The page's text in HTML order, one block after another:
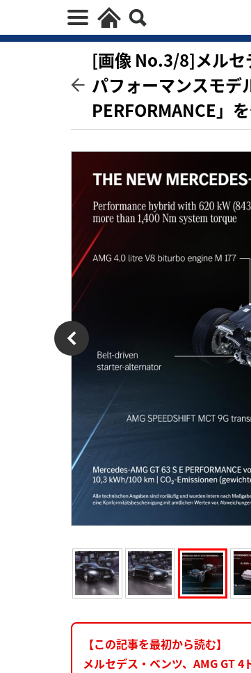
[画像 No.3/8]メルセ
パフォーマンスモデ
PERFORMANCE」
【この記事を最初から読む】
メルセデス・ベンツ、AMG GT